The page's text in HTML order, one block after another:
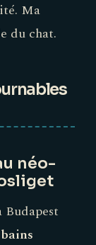
Ma
du chat.
néo-
bains